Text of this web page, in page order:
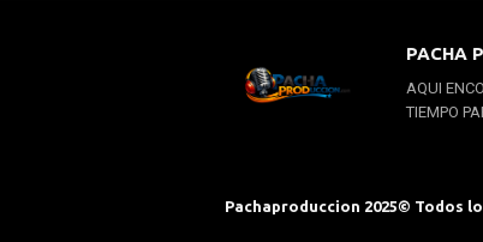
PACHA
AQUI
TIEMPO
Pachaproduccion 2025© Todos